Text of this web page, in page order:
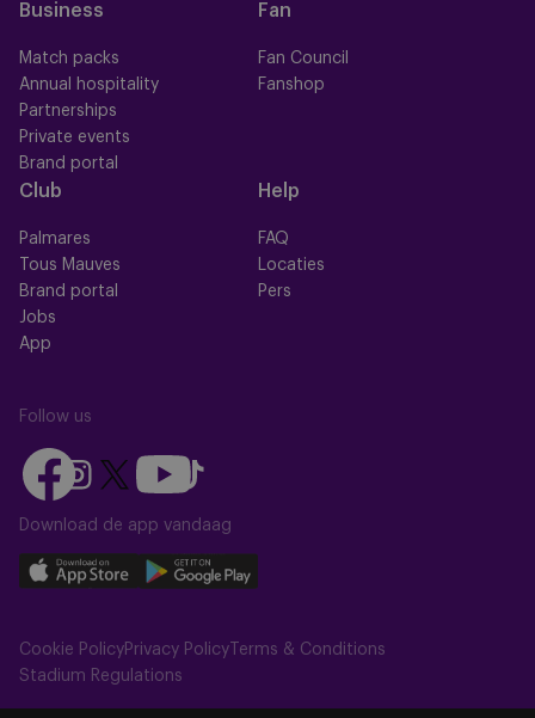
Business
Match packs
Annual hospitality
Partnerships
Private events
Brand portal
Fan
Fan Council
Fanshop
Club
Palmares
Tous Mauves
Brand portal
Jobs
App
Help
FAQ
Locaties
Pers
Follow us
Follow
us
on
Follow
us
on
Instagram
Follow
on
X
(Twitter)
Follow
us
on
Follow
us
on
TikTok
Download de app vandaag
Download
on
the
Download
on
the
Cookie PolicyPrivacy Policy Terms & Conditions
Stadium Regulations